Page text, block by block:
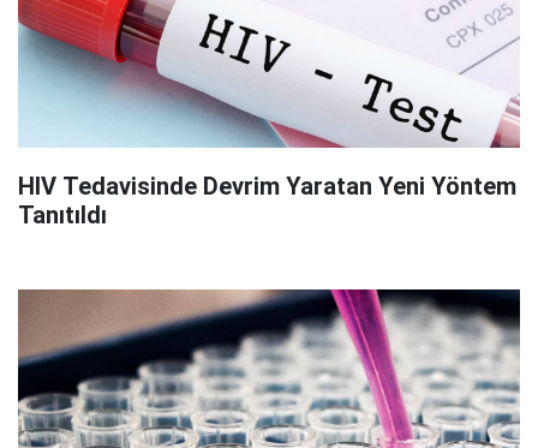
HIV Tedavisinde Devrim Yaratan Yeni Yöntem
Tanıtıldı